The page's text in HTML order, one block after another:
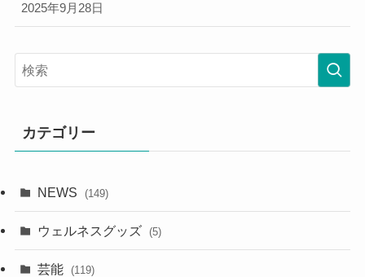
2025年9月28日
カテゴリー
NEWS (149)
ウェルネスグッズ (5)
芸能 (119)